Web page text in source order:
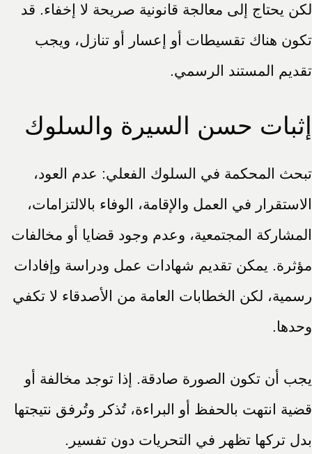
لكن يحتاج إلى معالجة قانونية صريحة لا إخفاء. قد
تكون هناك تقسيطات أو إعسار أو تنازل، ويجب
تقديم المستند الرسمي.
إثبات حسن السيرة والسلوك
تبحث المحكمة في السلوك الفعلي: عدم العود،
الاستقرار في العمل والإقامة، الوفاء بالالتزامات،
المشاركة المجتمعية، وعدم وجود قضايا أو مخالفات
مؤثرة. يمكن تقديم شهادات عمل ودراسة وإفادات
رسمية، لكن الخطابات العامة من الأصدقاء لا تكفي
وحدها.
يجب أن تكون الصورة صادقة. إذا توجد مخالفة أو
قضية انتهت بالحفظ أو البراءة، تُذكر وتُرفق نتيجتها
بدل تركها تظهر في التحريات دون تفسير.